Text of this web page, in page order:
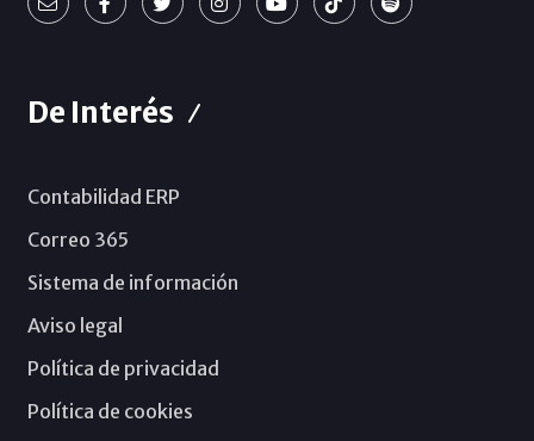
De Interés
Contabilidad ERP
Correo 365
Sistema de información
Aviso legal
Política de privacidad
Política de cookies